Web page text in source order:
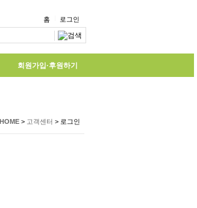
홈 로그인
회원가입·후원하기
HOME > 고객센터 > 로그인